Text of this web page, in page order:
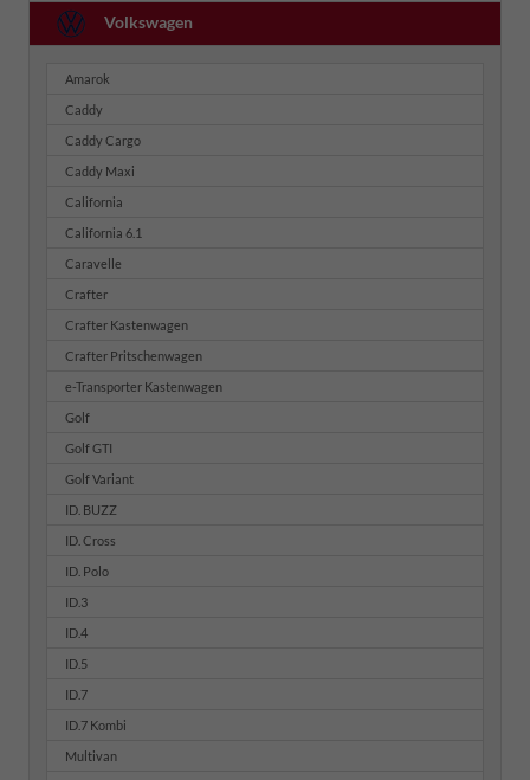
Volkswagen
Amarok
Caddy
Caddy Cargo
Caddy Maxi
California
California 6.1
Caravelle
Crafter
Crafter Kastenwagen
Crafter Pritschenwagen
e-Transporter Kastenwagen
Golf
Golf GTI
Golf Variant
ID. BUZZ
ID. Cross
ID. Polo
ID.3
ID.4
ID.5
ID.7
ID.7 Kombi
Multivan